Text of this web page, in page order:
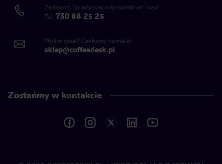
Zadzwoń, by uzyskać odpowiedź od razu!
Tel. 730 88 25 25
Wolisz pisać? Czekamy na maila!
sklep@coffeedesk.pl
Zostańmy w kontakcie